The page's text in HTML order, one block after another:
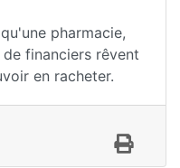
pharmacie,
financiers rêvent
en racheter.